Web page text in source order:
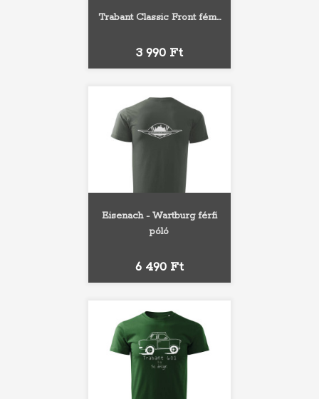
Trabant Classic Front fém...
Ár
3 990 Ft
Eisenach - Wartburg férfi
póló
Ár
6 490 Ft